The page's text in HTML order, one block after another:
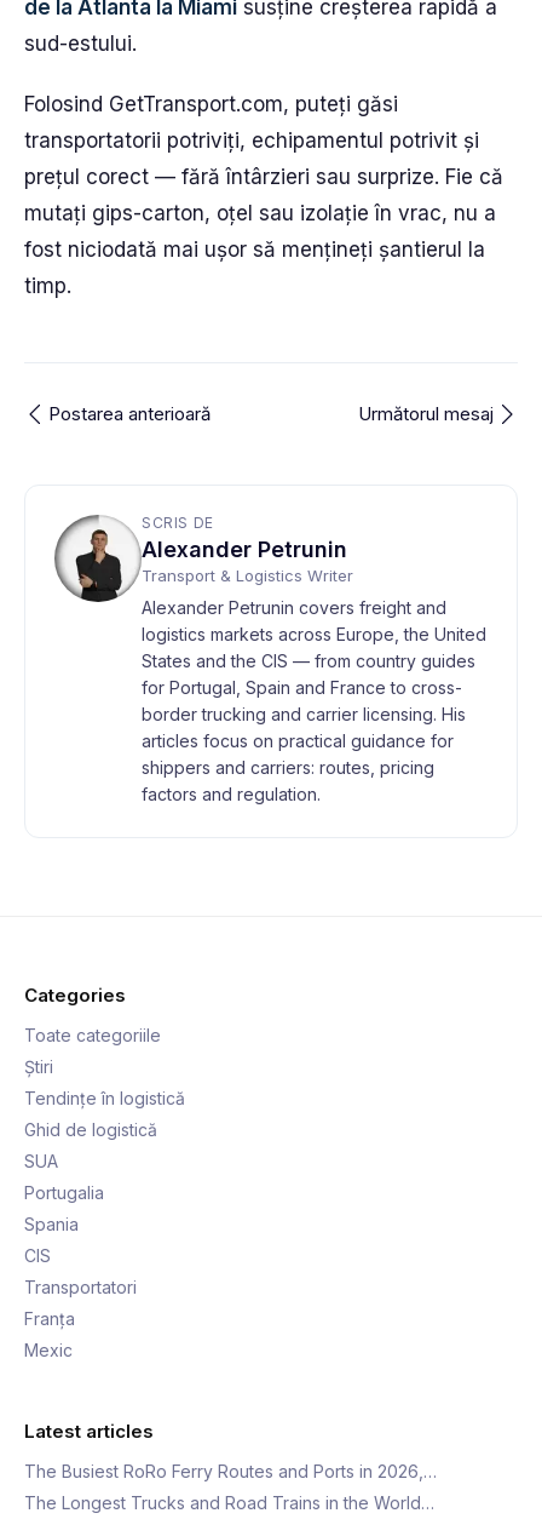
de la Atlanta la Miami susține creșterea rapidă a
sud-estului.
Folosind GetTransport.com, puteți găsi
transportatorii potriviți, echipamentul potrivit și
prețul corect — fără întârzieri sau surprize. Fie că
mutați gips-carton, oțel sau izolație în vrac, nu a
fost niciodată mai ușor să mențineți șantierul la
timp.
Postarea anterioară Următorul mesaj
SCRIS DE
Alexander Petrunin
Transport & Logistics Writer
Alexander Petrunin covers freight and
logistics markets across Europe, the United
States and the CIS — from country guides
for Portugal, Spain and France to cross-
border trucking and carrier licensing. His
articles focus on practical guidance for
shippers and carriers: routes, pricing
factors and regulation.
Categories
Toate categoriile
Știri
Tendințe în logistică
Ghid de logistică
SUA
Portugalia
Spania
CIS
Transportatori
Franța
Mexic
Latest articles
The Busiest RoRo Ferry Routes and Ports in 2026,…
The Longest Trucks and Road Trains in the World…